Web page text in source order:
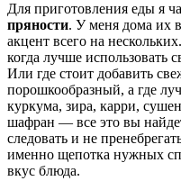
Для приготовления еды я
пряности. У меня дома их
акцент всего на
когда лучше
Или где стоит добавить
порошкообразный, а где
куркума, зира, карри,
шафран — все это вы
следовать и не
именно щепотка нужных
вкус блюда.